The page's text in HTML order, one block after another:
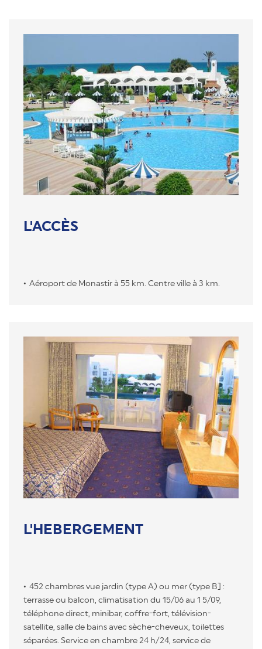
L'ACCÈS
Aéroport de Monastir à 55 km. Centre ville à 3 km.
L'HEBERGEMENT
452 chambres vue jardin (type A) ou mer (type B] :
terrasse ou balcon, climatisation du 15/06 au 1 5/09,
téléphone direct, minibar, coffre-fort, télévision-
satellite, salle de bains avec sèche-cheveux, toilettes
séparées. Service en chambre 24 h/24, service de